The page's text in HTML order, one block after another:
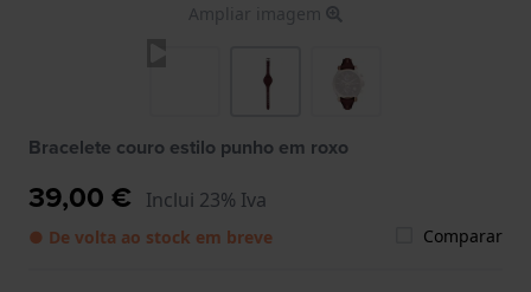
Ampliar imagem
Bracelete couro estilo punho em roxo
39,00 € Inclui 23% Iva
● De volta ao stock em breve Comparar